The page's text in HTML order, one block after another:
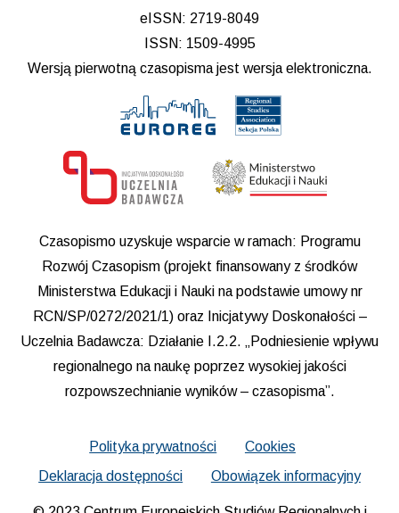
eISSN: 2719-8049
ISSN: 1509-4995
Wersją pierwotną czasopisma jest wersja elektroniczna.
Czasopismo uzyskuje wsparcie w ramach: Programu
Rozwój Czasopism (projekt finansowany z środków
Ministerstwa Edukacji i Nauki na podstawie umowy nr
RCN/SP/0272/2021/1) oraz Inicjatywy Doskonałości –
Uczelnia Badawcza: Działanie I.2.2. „Podniesienie wpływu
regionalnego na naukę poprzez wysokiej jakości
rozpowszechnianie wyników – czasopisma”.
Polityka prywatności
Cookies
Deklaracja dostępności
Obowiązek informacyjny